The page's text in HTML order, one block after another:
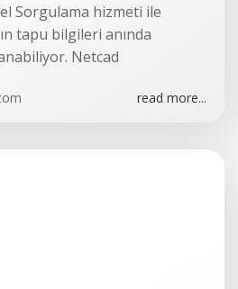
Sorgulama hizmeti ile
tapu bilgileri anında
Netcad
read more...